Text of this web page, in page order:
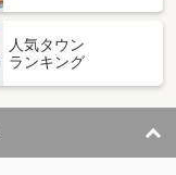
人気タウン
ランキング